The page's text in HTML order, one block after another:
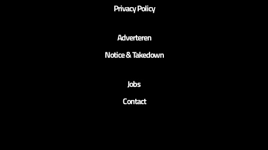
Privacy Policy
Adverteren
Notice & Takedown
Jobs
Contact